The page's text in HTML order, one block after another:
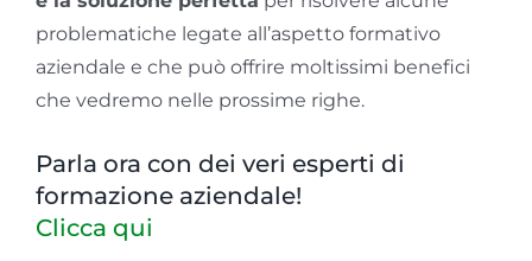
problematiche legate all’aspetto formativo
aziendale e che può offrire moltissimi benefici
che vedremo nelle prossime righe.
Parla ora con dei veri esperti di
formazione aziendale!
Clicca qui